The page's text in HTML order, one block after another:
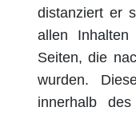
distanziert er
allen Inhalten
Seiten, die
wurden.
innerhalb